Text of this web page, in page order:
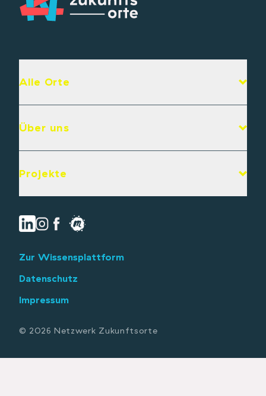
Alle Orte
Über uns
Projekte
Zur Wissensplattform
Datenschutz
Impressum
© 2026 Netzwerk Zukunftsorte